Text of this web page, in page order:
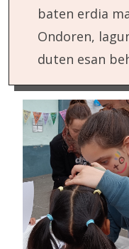
baten erdia
Ondoren,
duten esan